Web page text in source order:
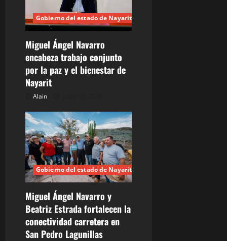
n
d
e
e
t
r
a
d
a
s
Gobierno del estado de Nayarit
Miguel Ángel Navarro
encabeza trabajo conjunto
por la paz y el bienestar de
Nayarit
Alain
Gobierno del estado de Nayarit
Miguel Ángel Navarro y
Beatriz Estrada fortalecen la
conectividad carretera en
San Pedro Lagunillas